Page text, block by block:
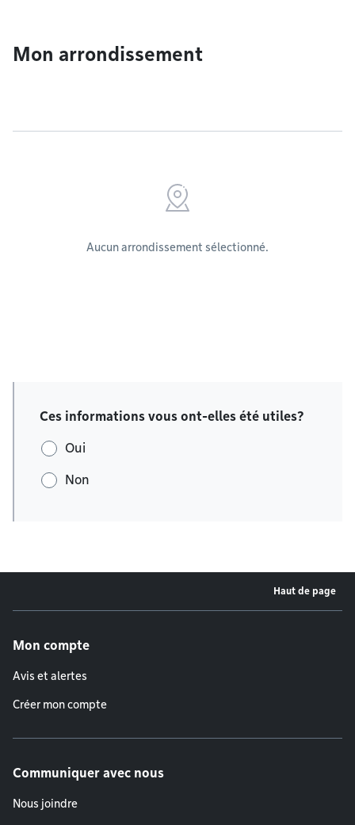
Mon arrondissement
Aucun arrondissement sélectionné.
Ces informations vous ont-elles été utiles?
Oui
Non
Haut de page
Mon compte
Avis et alertes
Créer mon compte
Communiquer avec nous
Nous joindre